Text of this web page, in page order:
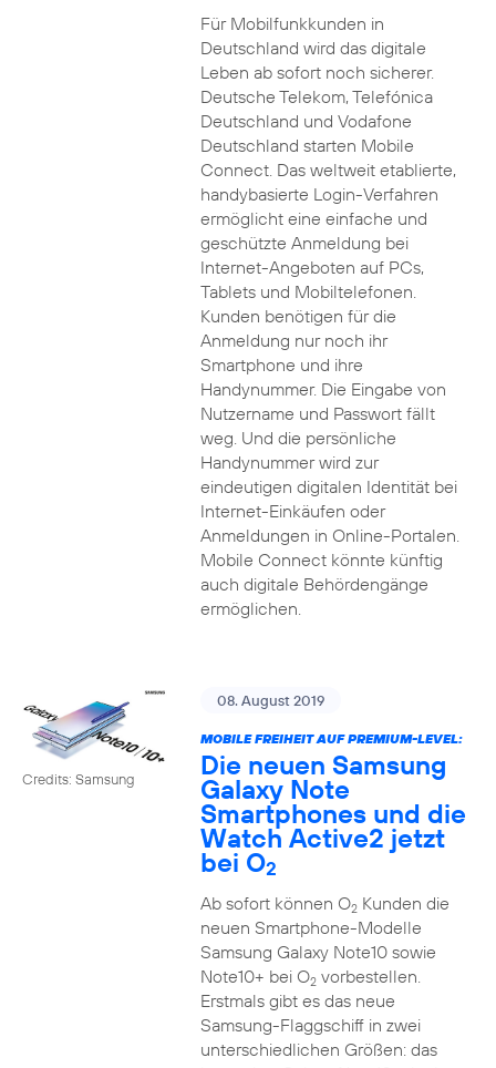
Für Mobilfunkkunden in
Deutschland wird das digitale
Leben ab sofort noch sicherer.
Deutsche Telekom, Telefónica
Deutschland und Vodafone
Deutschland starten Mobile
Connect. Das weltweit etablierte,
handybasierte Login-Verfahren
ermöglicht eine einfache und
geschützte Anmeldung bei
Internet-Angeboten auf PCs,
Tablets und Mobiltelefonen.
Kunden benötigen für die
Anmeldung nur noch ihr
Smartphone und ihre
Handynummer. Die Eingabe von
Nutzername und Passwort fällt
weg. Und die persönliche
Handynummer wird zur
eindeutigen digitalen Identität bei
Internet-Einkäufen oder
Anmeldungen in Online-Portalen.
Mobile Connect könnte künftig
auch digitale Behördengänge
ermöglichen.
Credits: Samsung
08. August 2019
MOBILE FREIHEIT AUF PREMIUM-LEVEL:
Die neuen Samsung
Galaxy Note
Smartphones und die
Watch Active2 jetzt
bei O2
Ab sofort können O2Kunden die
neuen Smartphone-Modelle
Samsung Galaxy Note10 sowie
Note10+ bei O2vorbestellen.
Erstmals gibt es das neue
Samsung-Flaggschiff in zwei
unterschiedlichen Größen: das